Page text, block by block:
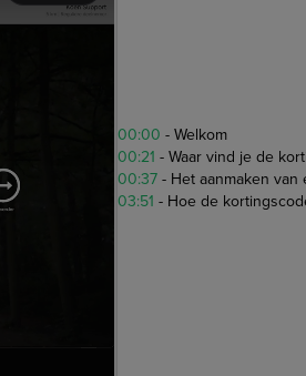
00:00 -Welkom
00:21 -Waar vind je de
00:37- Het aanmaken
03:51 - Hoe de